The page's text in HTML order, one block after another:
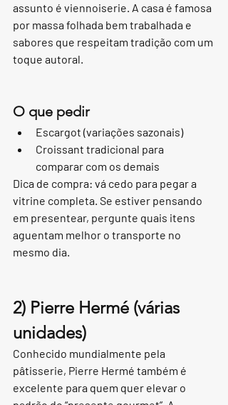
assunto é viennoiserie. A casa é famosa
por massa folhada bem trabalhada e
sabores que respeitam tradição com um
toque autoral.
O que pedir
Escargot (variações sazonais)
Croissant tradicional para
comparar com os demais
Dica de compra: vá cedo para pegar a
vitrine completa. Se estiver pensando
em presentear, pergunte quais itens
aguentam melhor o transporte no
mesmo dia.
2) Pierre Hermé (várias
unidades)
Conhecido mundialmente pela
pâtisserie, Pierre Hermé também é
excelente para quem quer elevar o